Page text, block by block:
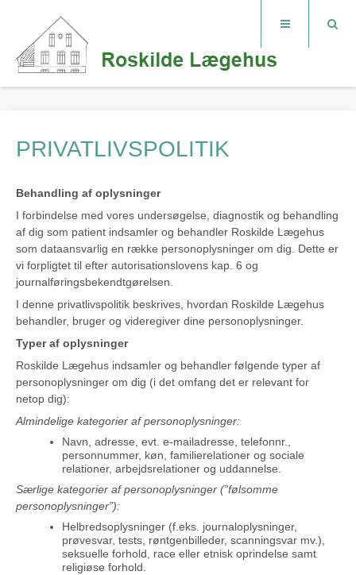
PRIVATLIVSPOLITIK
Behandling af oplysninger
I forbindelse med vores undersøgelse, diagnostik og behandling
af dig som patient indsamler og behandler Roskilde Lægehus
som dataansvarlig en række personoplysninger om dig. Dette er
vi forpligtet til efter autorisationslovens kap. 6 og
journalføringsbekendtgørelsen.
I denne privatlivspolitik beskrives, hvordan Roskilde Lægehus
behandler, bruger og videregiver dine personoplysninger.
Typer af oplysninger
Roskilde Lægehus indsamler og behandler følgende typer af
personoplysninger om dig (i det omfang det er relevant for
netop dig):
Almindelige kategorier af personoplysninger:
Navn, adresse, evt. e-mailadresse, telefonnr.,
personnummer, køn, familierelationer og sociale
relationer, arbejdsrelationer og uddannelse.
Særlige kategorier af personoplysninger (”følsomme
personoplysninger”):
Helbredsoplysninger (f.eks. journaloplysninger,
prøvesvar, tests, røntgenbilleder, scanningsvar mv.),
seksuelle forhold, race eller etnisk oprindelse samt
religiøse forhold.